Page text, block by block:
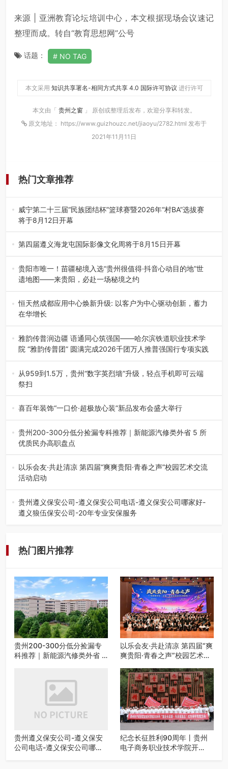
来源 | 亚洲教育论坛培训中心，本文根据现场会议速记
整理而成。转自“教育思想网”公号
话题： NO TAG
本文采用 知识共享署名-相同方式共享 4.0 国际许可协议 进行许可
本文由「 贵州之窗 」 原创或整理后发布，欢迎分享和转发。
原文地址： https://www.guizhouzc.net/jiaoyu/2782.html 发布于
2021年11月11日
热门文章推荐
威宁第二十三届“民族团结杯”篮球赛暨2026年“村BA”选拔赛
将于8月12日开幕
8月7日，威宁彝族回族苗族自治县第二十三届“民族团结
杯”篮球赛暨2026年“村B…
第四届遵义海龙屯国际影像文化周将于8月15日开幕
8月7日，第四届遵义海龙屯国际影像文化周媒体通气会在世
界文化遗产地海龙屯核心景区…
贵阳市唯一！苗疆秘境入选“贵州很值得·抖音心动目的地”世
遗地图——来贵阳，必赴一场秘境之约
2026年7月21日，2026年“贵州很值得”暨抖音“心动目的
地”（贵州站）主题…
恒天然成都应用中心焕新升级: 以客户为中心驱动创新，蓄力
在华增长
融合全球研发实力与本土洞察，深化客户共创，赋能西南市
场创新发展 （7月27日，成…
雅韵传普润边疆 语通同心筑强国——哈尔滨铁道职业技术学
院 “雅韵传普团” 圆满完成2026千团万人推普强国行专项实践
为扎实推进2026“千团万人推普强国行”大学生暑期社会实
践，牢牢紧扣 “雅韵传普…
从959到1.5万，贵州“数字英烈墙”升级，轻点手机即可云端
祭扫
八一建军节到来之际，由贵州省退役军人事务厅指导，贵阳
市退役军人事务局联合贵州广电…
喜百年装饰“一口价·超极放心装”新品发布会盛大举行
2026年7月31日，喜百年装饰“一口价·超极放心装”新品发布
会在贵阳隆重举行。…
贵州200-300分低分捡漏专科推荐｜新能源汽修类外省 5 所
优质民办高职盘点
在贵州省高考志愿填报体系中，200至300分数段考生可选择
的省内工科、新能源汽车…
以乐会友·共赴清凉 第四届“爽爽贵阳·青春之声”校园艺术交流
活动启动
七月的贵阳，清风送爽，第四届“爽爽贵阳·青春之声”校园管
弦乐（合唱）艺术交流活动…
贵州遵义保安公司-遵义保安公司电话-遵义保安公司哪家好-
遵义狼伍保安公司-20年专业安保服务
热门图片推荐
贵州200-300分低分捡漏专
科推荐｜新能源汽修类外省 5
以乐会友·共赴清凉 第四届“爽
爽贵阳·青春之声”校园艺术交
贵州遵义保安公司-遵义保安
公司电话-遵义保安公司哪家
纪念长征胜利90周年丨贵州
电子商务职业技术学院开